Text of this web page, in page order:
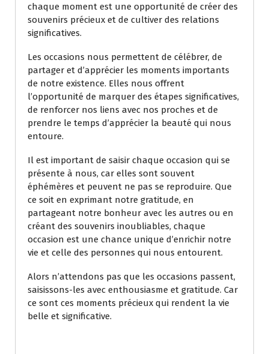
chaque moment est une opportunité de créer des
souvenirs précieux et de cultiver des relations
significatives.
Les occasions nous permettent de célébrer, de
partager et d’apprécier les moments importants
de notre existence. Elles nous offrent
l’opportunité de marquer des étapes significatives,
de renforcer nos liens avec nos proches et de
prendre le temps d’apprécier la beauté qui nous
entoure.
Il est important de saisir chaque occasion qui se
présente à nous, car elles sont souvent
éphémères et peuvent ne pas se reproduire. Que
ce soit en exprimant notre gratitude, en
partageant notre bonheur avec les autres ou en
créant des souvenirs inoubliables, chaque
occasion est une chance unique d’enrichir notre
vie et celle des personnes qui nous entourent.
Alors n’attendons pas que les occasions passent,
saisissons-les avec enthousiasme et gratitude. Car
ce sont ces moments précieux qui rendent la vie
belle et significative.